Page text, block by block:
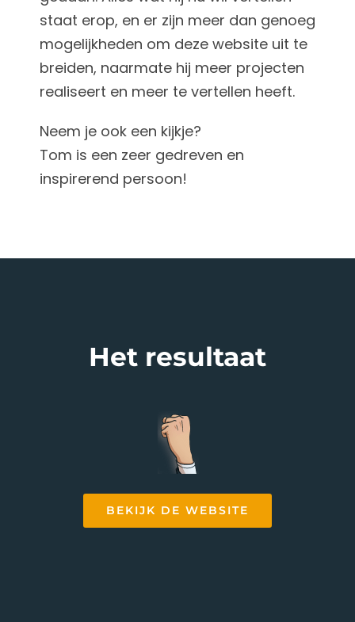
staat erop, en er zijn meer dan genoeg
mogelijkheden om deze website uit te
breiden, naarmate hij meer projecten
realiseert en meer te vertellen heeft.
Neem je ook een kijkje?
Tom is een zeer gedreven en
inspirerend persoon!
Het resultaat
BEKIJK DE WEBSITE